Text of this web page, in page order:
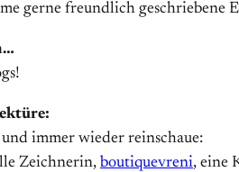
gerne freundlich
immer wieder reinschaue:
Zeichnerin, boutiquevreni, eine